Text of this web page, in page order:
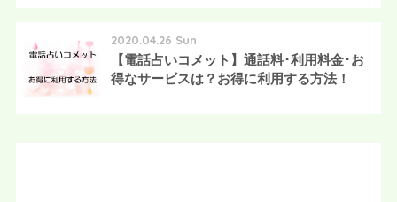
2020.04.26 Sun
【電話占いコメット】通話料･利用料金･お
得なサービスは？お得に利用する方法！